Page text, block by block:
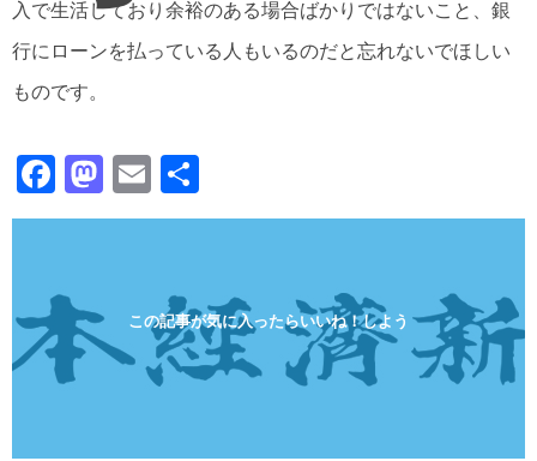
入で生活しており余裕のある場合ばかりではないこと、銀
行にローンを払っている人もいるのだと忘れないでほしい
ものです。
F
a
e
b
o
M
a
d
o
E
m有
この記事が気に入ったらいいね！しよう